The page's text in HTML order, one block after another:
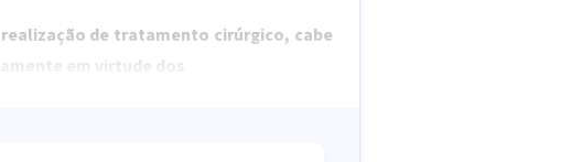
de tratamento cirúrgico, cabe
em virtude dos